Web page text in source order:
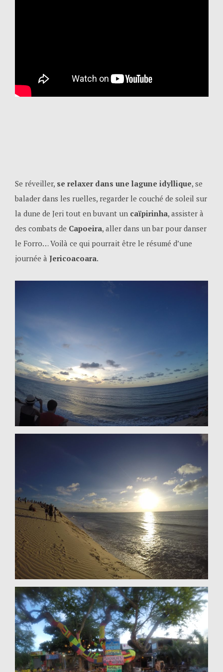
Se réveiller, se relaxer dans une lagune idyllique, se
balader dans les ruelles, regarder le couché de soleil sur
la dune de Jeri tout en buvant un caïpirinha, assister à
des combats de Capoeira, aller dans un bar pour danser
le Forro… Voilà ce qui pourrait être le résumé d’une
journée à Jericoacoara.